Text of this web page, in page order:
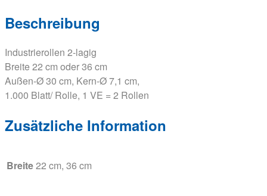
Beschreibung
Industrierollen 2-lagig
Breite 22 cm oder 36 cm
Außen-Ø 30 cm, Kern-Ø 7,1 cm,
1.000 Blatt/ Rolle, 1 VE = 2 Rollen
Zusätzliche Information
Breite22 cm, 36 cm